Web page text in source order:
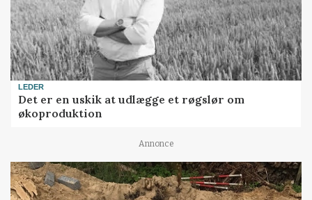
LEDER
Det er en uskik at udlægge et røgslør om
økoproduktion
Annonce